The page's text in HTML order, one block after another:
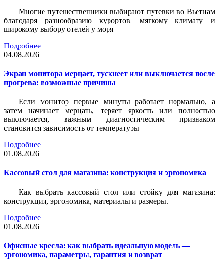
Многие путешественники выбирают путевки во Вьетнам
благодаря разнообразию курортов, мягкому климату и
широкому выбору отелей у моря
Подробнее
04.08.2026
Экран монитора мерцает, тускнеет или выключается после
прогрева: возможные причины
Если монитор первые минуты работает нормально, а
затем начинает мерцать, теряет яркость или полностью
выключается, важным диагностическим признаком
становится зависимость от температуры
Подробнее
01.08.2026
Кассовый стол для магазина: конструкция и эргономика
Как выбрать кассовый стол или стойку для магазина:
конструкция, эргономика, материалы и размеры.
Подробнее
01.08.2026
Офисные кресла: как выбрать идеальную модель —
эргономика, параметры, гарантия и возврат